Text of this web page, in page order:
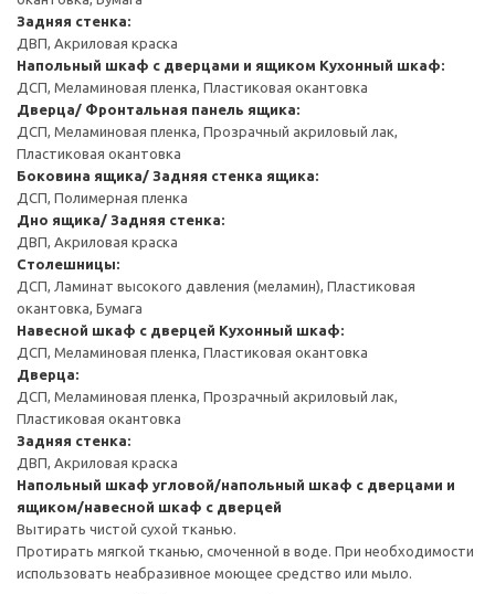
Задняя стенка:
ДВП, Акриловая краска
Напольный шкаф с дверцами и ящиком Кухонный шкаф:
ДСП, Меламиновая пленка, Пластиковая окантовка
Дверца/ Фронтальная панель ящика:
ДСП, Меламиновая пленка, Прозрачный акриловый лак,
Пластиковая окантовка
Боковина ящика/ Задняя стенка ящика:
ДСП, Полимерная пленка
Дно ящика/ Задняя стенка:
ДВП, Акриловая краска
Столешницы:
ДСП, Ламинат высокого давления (меламин), Пластиковая
окантовка, Бумага
Навесной шкаф с дверцей Кухонный шкаф:
ДСП, Меламиновая пленка, Пластиковая окантовка
Дверца:
ДСП, Меламиновая пленка, Прозрачный акриловый лак,
Пластиковая окантовка
Задняя стенка:
ДВП, Акриловая краска
Напольный шкаф угловой/напольный шкаф с дверцами и
ящиком/навесной шкаф с дверцей
Вытирать чистой сухой тканью.
Протирать мягкой тканью, смоченной в воде. При необходимости
использовать неабразивное моющее средство или мыло.